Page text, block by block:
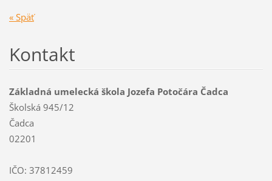
« Späť
Kontakt
Základná umelecká škola Jozefa Potočára Čadca
Školská 945/12
Čadca
02201
IČO: 37812459